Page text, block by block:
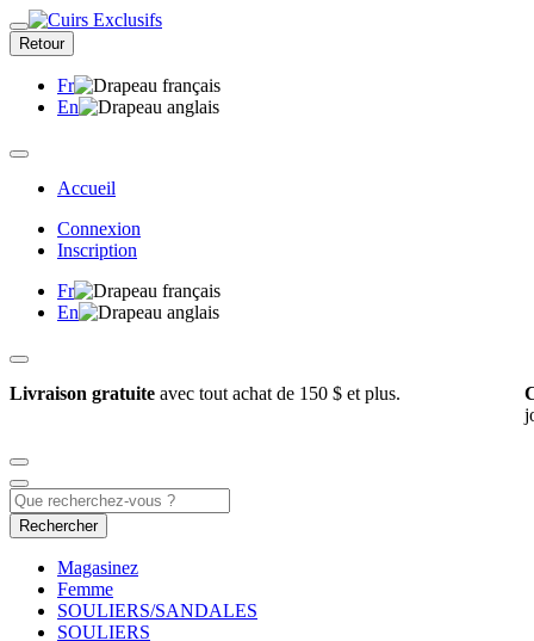
Retour
Fr
En
Accueil
Connexion
Inscription
Fr
En
Livraison gratuite avec tout achat de 150 $ et plus.
Rechercher
Magasinez
Femme
SOULIERS/SANDALES
SOULIERS